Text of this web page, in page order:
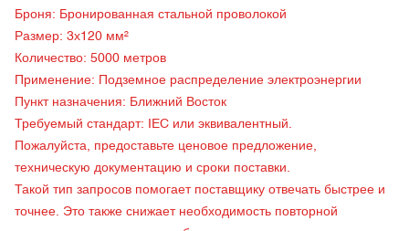
Броня: Бронированная стальной проволокой
Размер: 3х120 мм²
Количество: 5000 метров
Применение: Подземное распределение электроэнергии
Пункт назначения: Ближний Восток
Требуемый стандарт: IEC или эквивалентный.
Пожалуйста, предоставьте ценовое предложение,
техническую документацию и сроки поставки.
Такой тип запросов помогает поставщику отвечать быстрее и
точнее. Это также снижает необходимость повторной